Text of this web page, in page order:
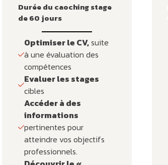
Durée du caoching stage
de 60 jours
Optimiser le CV,suite
à une évaluation des
compétences
Evaluer les stages
cibles
Accéder à des
informations
pertinentes pour
atteindre vos objectifs
professionnels.